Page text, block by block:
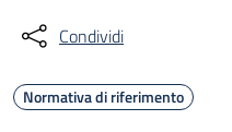
Condividi
Normativa di riferimento